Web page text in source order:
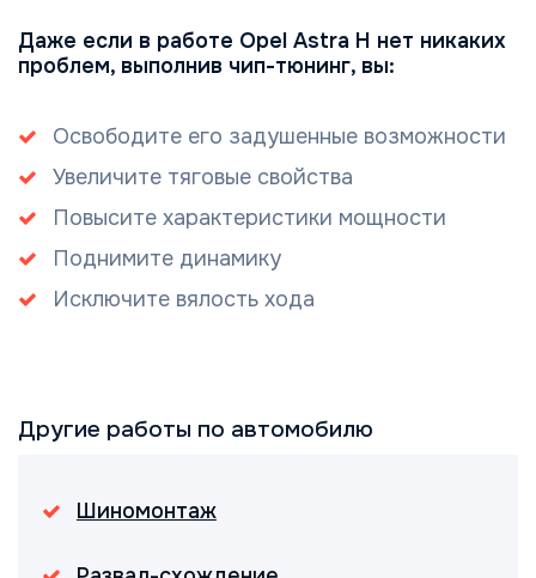
Даже если в работе Opel Astra H нет никаких
проблем, выполнив чип-тюнинг, вы:
Освободите его задушенные возможности
Увеличите тяговые свойства
Повысите характеристики мощности
Поднимите динамику
Исключите вялость хода
Другие работы по автомобилю
Шиномонтаж